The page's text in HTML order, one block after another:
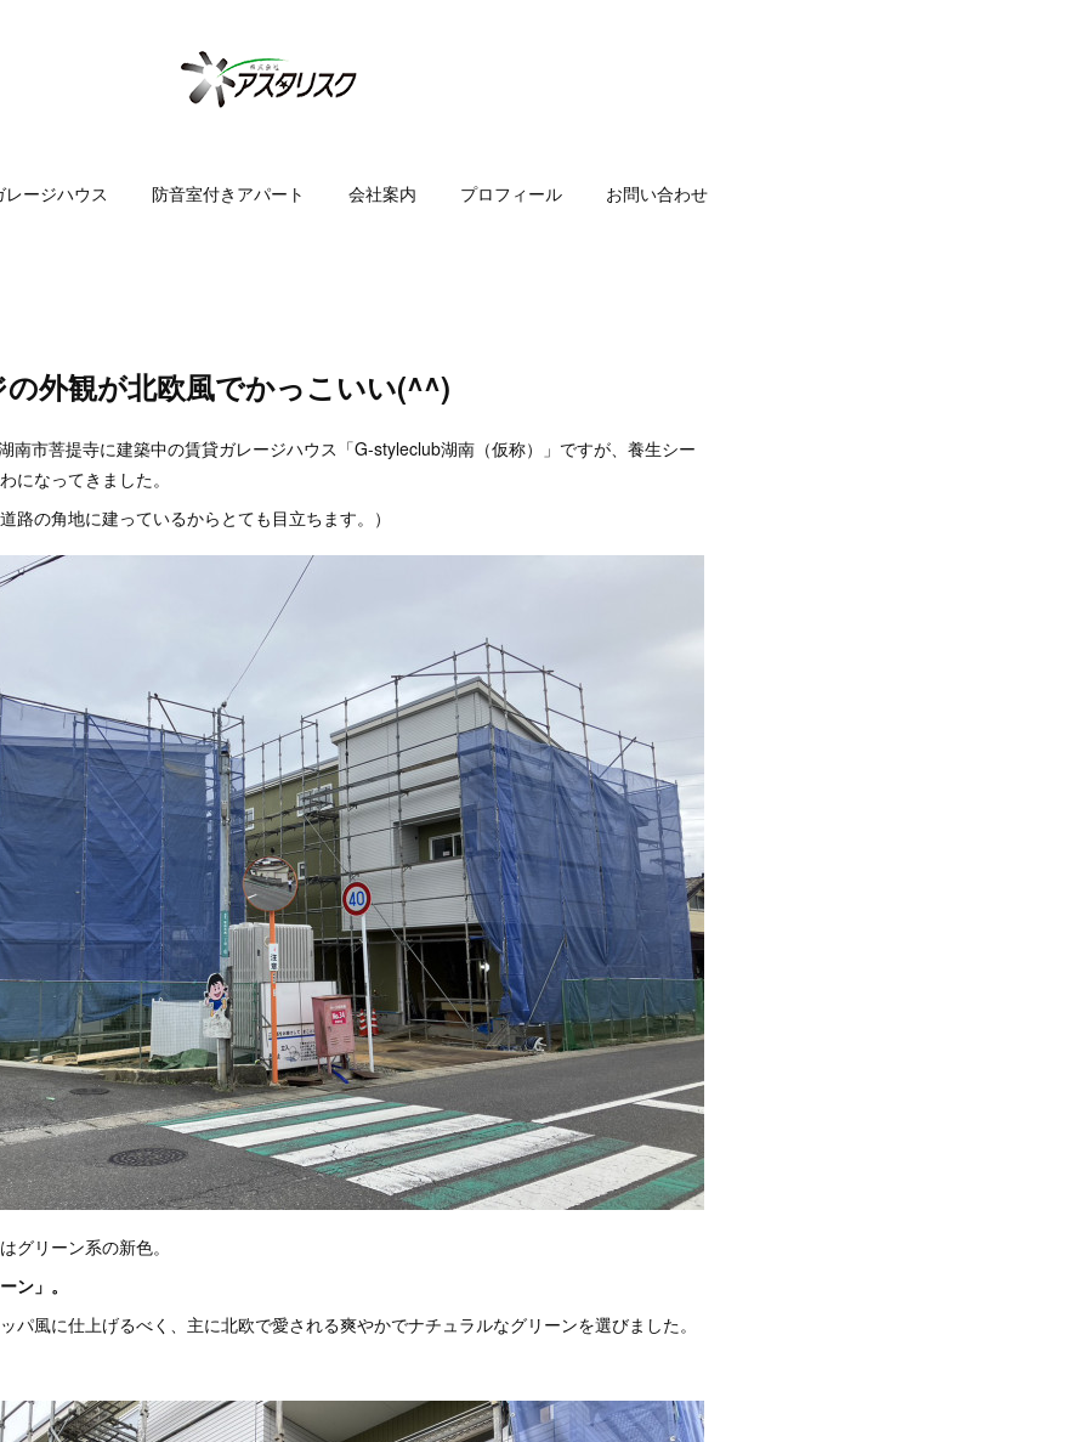
レージハウス 防音室付きアパート 会社案内 プロフィール お問い合わせ
外観が北欧風でかっこいい(^^)
南市菩提寺に建築中の賃貸ガレージハウス「G-styleclub湖南（仮称）」ですが、養生シー
になってきました。
路の角地に建っているからとても目立ちます。）
グリーン系の新色。
ン」。
パ風に仕上げるべく、主に北欧で愛される爽やかでナチュラルなグリーンを選びました。